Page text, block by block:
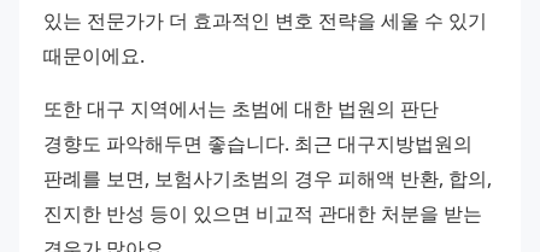
있는 전문가가 더 효과적인 변호 전략을 세울 수 있기
때문이에요.
또한 대구 지역에서는 초범에 대한 법원의 판단
경향도 파악해두면 좋습니다. 최근 대구지방법원의
판례를 보면, 보험사기초범의 경우 피해액 반환, 합의,
진지한 반성 등이 있으면 비교적 관대한 처분을 받는